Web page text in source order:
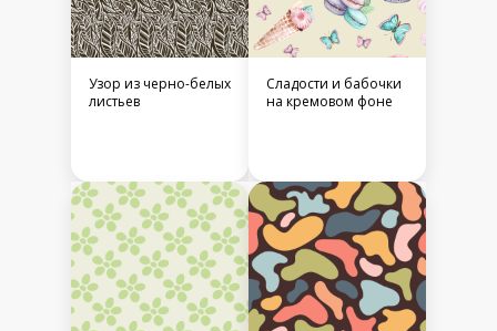
Узор из черно-белых
листьев
Сладости и бабочки
на кремовом фоне